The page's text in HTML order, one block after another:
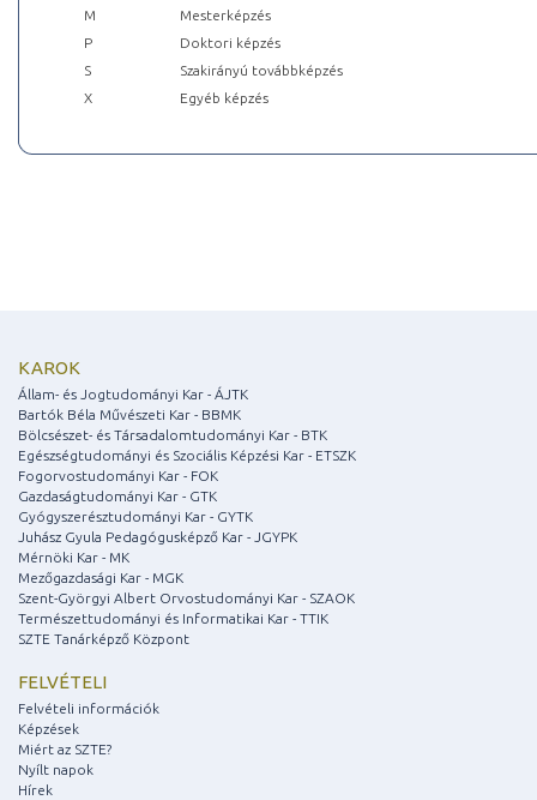
M
Mesterképzés
P
Doktori képzés
S
Szakirányú továbbképzés
X
Egyéb képzés
KAROK
Állam- és Jogtudományi Kar - ÁJTK
Bartók Béla Művészeti Kar - BBMK
Bölcsészet- és Társadalomtudományi Kar - BTK
Egészségtudományi és Szociális Képzési Kar - ETSZK
Fogorvostudományi Kar - FOK
Gazdaságtudományi Kar - GTK
Gyógyszerésztudományi Kar - GYTK
Juhász Gyula Pedagógusképző Kar - JGYPK
Mérnöki Kar - MK
Mezőgazdasági Kar - MGK
Szent-Györgyi Albert Orvostudományi Kar - SZAOK
Természettudományi és Informatikai Kar - TTIK
SZTE Tanárképző Központ
FELVÉTELI
Felvételi információk
Képzések
Miért az SZTE?
Nyílt napok
Hírek